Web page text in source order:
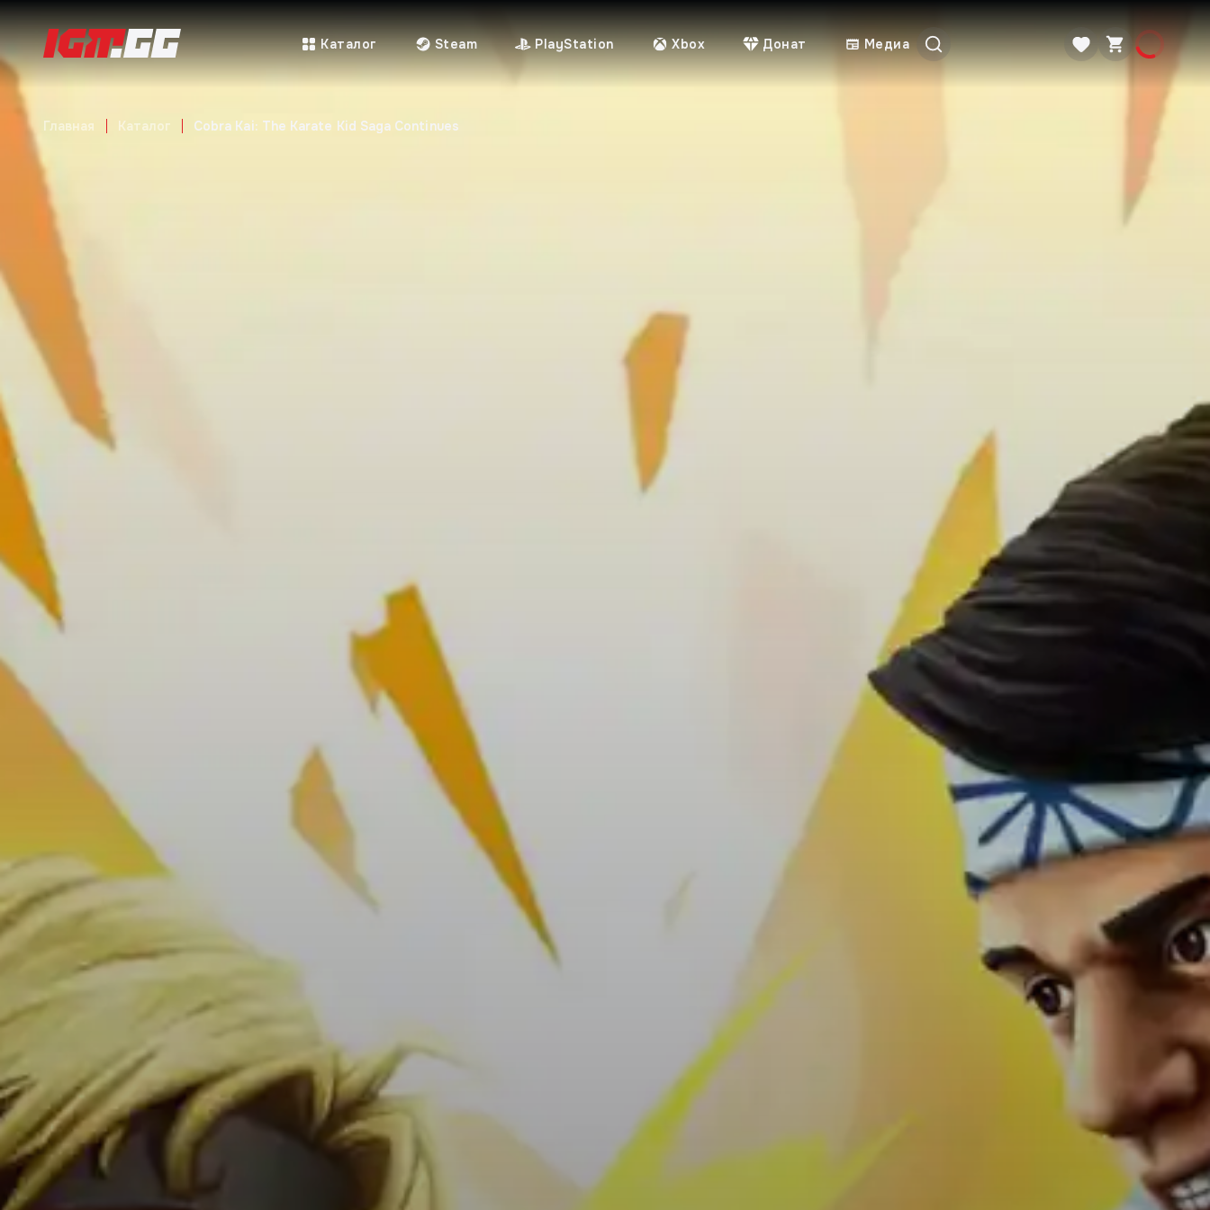
Каталог Steam PlayStation Xbox Донат Медиа
Главная Каталог Cobra Kai: The Karate Kid Saga Continues